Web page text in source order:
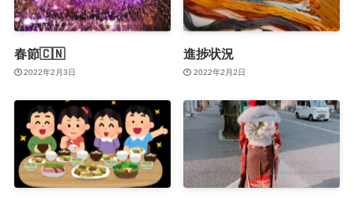
春節🇨🇳
2022年2月3日
進捗状況
2022年2月2日